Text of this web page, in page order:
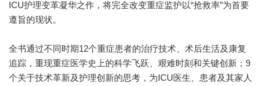
ICU护理变革凝华之作，将完全改变重症监护以“抢救率”为首要
遵旨的现状。
全书通过不同时期12个重症患者的治疗技术、术后生活及康复
追踪，重现重症医学史上的科学飞跃、艰难时刻和关键创新；9
个关于技术革新及护理创新的思考，为ICU医生、患者及其家人